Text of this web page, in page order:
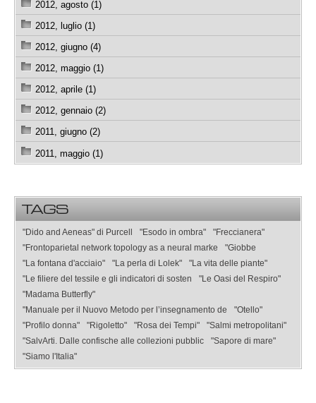
2012, agosto (1)
2012, luglio (1)
2012, giugno (4)
2012, maggio (1)
2012, aprile (1)
2012, gennaio (2)
2011, giugno (2)
2011, maggio (1)
TAGS
"Dido and Aeneas" di Purcell "Esodo in ombra"
"Freccianera"
"Frontoparietal network topology as a neural marke
"Giobbe
"La fontana d'acciaio"
"La perla di Lolek"
"La vita delle piante"
"Le filiere del tessile e gli indicatori di sosten
"Le Oasi del Respiro"
"Madama Butterfly"
"Manuale per il Nuovo Metodo per l’insegnamento de
"Otello"
"Profilo donna"
"Rigoletto" "Rosa dei Tempi"
"Salmi metropolitani"
"SalvArti. Dalle confische alle collezioni pubblic
"Sapore di mare"
"Siamo l'Italia"